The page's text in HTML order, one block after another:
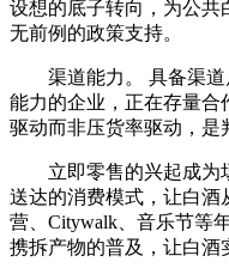
设想的底子转向，为公共
无前例的政策支持。
渠道能力。 具备渠道
能力的企业，正在存量合
驱动而非压货率驱动，是
立即零售的兴起成为
送达的消费模式，让白酒
营、Citywalk、音乐节等
携拆产物的普及，让白酒